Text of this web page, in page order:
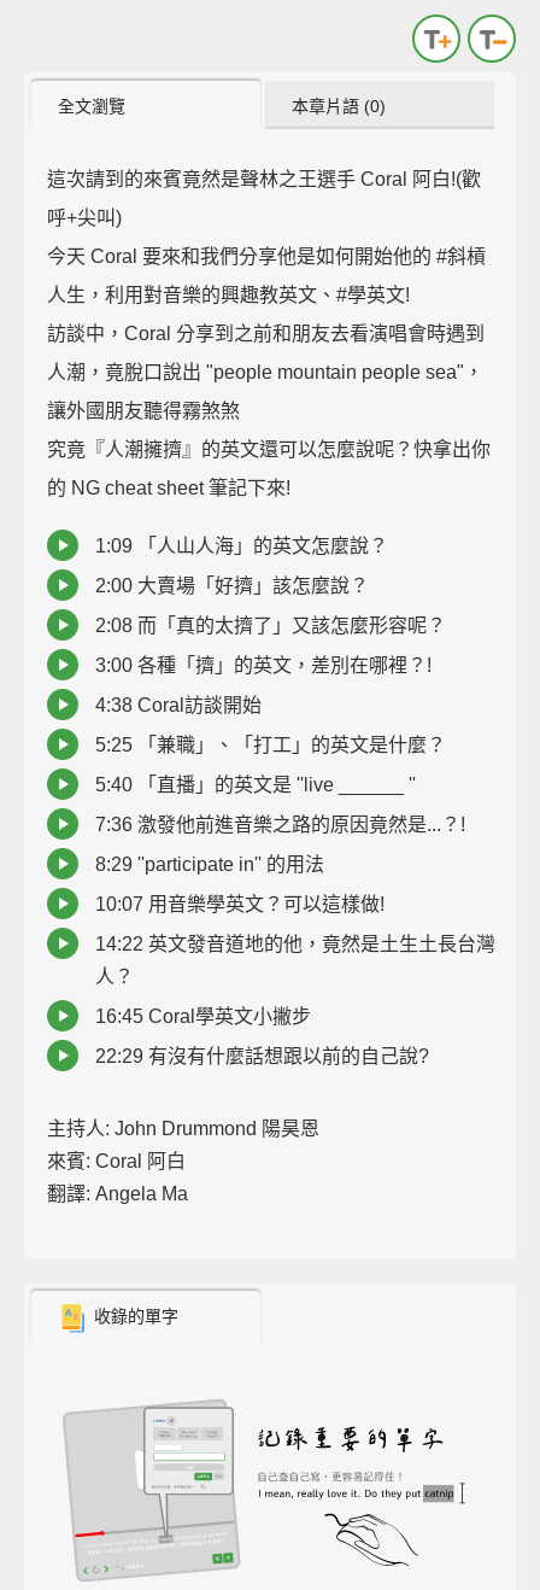
全文瀏覽 本章片語 (0)
這次請到的來賓竟然是聲林之王選手 Coral 阿白!(歡
呼+尖叫)
今天 Coral 要來和我們分享他是如何開始他的 #斜槓
人生，利用對音樂的興趣教英文、#學英文!
訪談中，Coral 分享到之前和朋友去看演唱會時遇到
人潮，竟脫口說出 "people mountain people sea"，
讓外國朋友聽得霧煞煞
究竟『人潮擁擠』的英文還可以怎麼說呢？快拿出你
的 NG cheat sheet 筆記下來!
1:09 「人山人海」的英文怎麼說？
2:00 大賣場「好擠」該怎麼說？
2:08 而「真的太擠了」又該怎麼形容呢？
3:00 各種「擠」的英文，差別在哪裡？!
4:38 Coral訪談開始
5:25 「兼職」、「打工」的英文是什麼？
5:40 「直播」的英文是 ''live ______ ''
7:36 激發他前進音樂之路的原因竟然是...？!
8:29 ''participate in'' 的用法
10:07 用音樂學英文？可以這樣做!
14:22 英文發音道地的他，竟然是土生土長台灣
人？
16:45 Coral學英文小撇步
22:29 有沒有什麼話想跟以前的自己說?
主持人: John Drummond 陽昊恩
來賓: Coral 阿白
翻譯: Angela Ma
收錄的單字